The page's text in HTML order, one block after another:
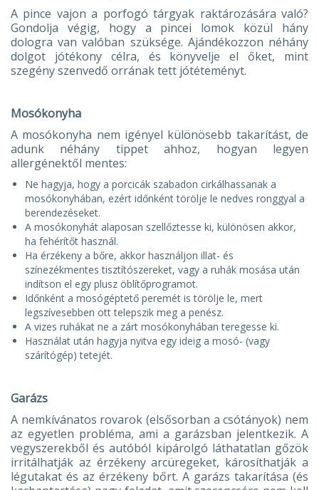
A pince vajon a porfogó tárgyak raktározására való?
Gondolja végig, hogy a pincei lomok közül hány
dologra van valóban szüksége. Ajándékozzon néhány
dolgot jótékony célra, és könyvelje el őket, mint
szegény szenvedő orrának tett jótéteményt.
Mosókonyha
A mosókonyha nem igényel különösebb takarítást, de
adunk néhány tippet ahhoz, hogyan legyen
allergénektől mentes:
Ne hagyja, hogy a porcicák szabadon cirkálhassanak a
mosókonyhában, ezért időnként törölje le nedves ronggyal a
berendezéseket.
A mosókonyhát alaposan szellőztesse ki, különösen akkor,
ha fehérítőt használ.
Ha érzékeny a bőre, akkor használjon illat- és
színezékmentes tisztítószereket, vagy a ruhák mosása után
indítson el egy plusz öblítőprogramot.
Időnként a mosógéptető peremét is törölje le, mert
legszívesebben ott telepszik meg a penész.
A vizes ruhákat ne a zárt mosókonyhában teregesse ki.
Használat után hagyja nyitva egy ideig a mosó- (vagy
szárítógép) tetejét.
Garázs
A nemkívánatos rovarok (elsősorban a csótányok) nem
az egyetlen probléma, ami a garázsban jelentkezik. A
vegyszerekből és autóból kipárolgó láthatatlan gőzök
irritálhatják az érzékeny arcüregeket, károsíthatják a
légutakat és az érzékeny bőrt. A garázs takarítása (és